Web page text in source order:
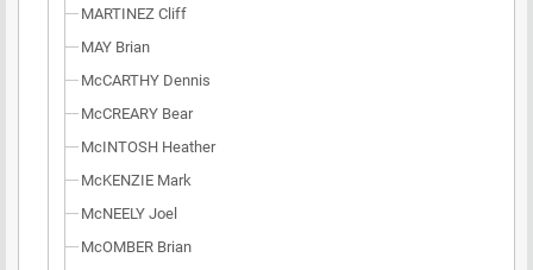
MARTINEZ Cliff
MAY Brian
McCARTHY Dennis
McCREARY Bear
McINTOSH Heather
McKENZIE Mark
McNEELY Joel
McOMBER Brian